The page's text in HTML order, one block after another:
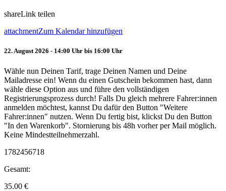
shareLink teilen
attachmentZum Kalendar hinzufügen
22. August 2026 - 14:00 Uhr bis 16:00 Uhr
Wähle nun Deinen Tarif, trage Deinen Namen und Deine
Mailadresse ein! Wenn du einen Gutschein bekommen hast, dann
wähle diese Option aus und führe den vollständigen
Registrierungsprozess durch! Falls Du gleich mehrere Fahrer:innen
anmelden möchtest, kannst Du dafür den Button "Weitere
Fahrer:innen" nutzen. Wenn Du fertig bist, klickst Du den Button
"In den Warenkorb". Stornierung bis 48h vorher per Mail möglich.
Keine Mindestteilnehmerzahl.
1782456718
Gesamt:
35.00 €